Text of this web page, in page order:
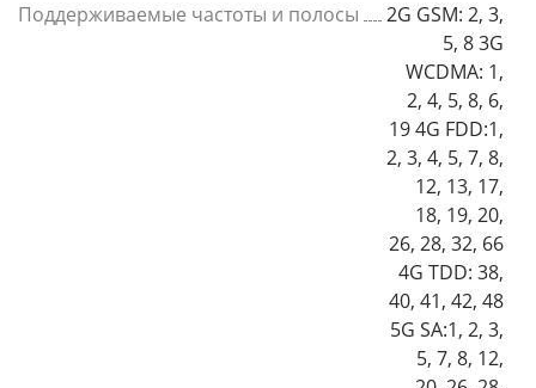
Поддерживаемые частоты и полосы
2G GSM: 2, 3,
5, 8 3G
WCDMA: 1,
2, 4, 5, 8, 6,
19 4G FDD:1,
2, 3, 4, 5, 7, 8,
12, 13, 17,
18, 19, 20,
26, 28, 32, 66
4G TDD: 38,
40, 41, 42, 48
5G SA:1, 2, 3,
5, 7, 8, 12,